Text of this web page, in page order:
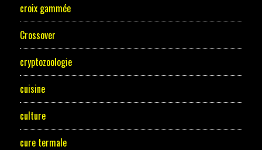
croix gammée
Crossover
cryptozoologie
cuisine
culture
cure termale